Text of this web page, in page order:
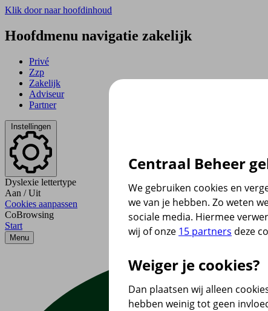
Klik door naar hoofdinhoud
Hoofdmenu navigatie zakelijk
Privé
Zzp
Zakelijk
Adviseur
Partner
Instellingen
Dyslexie lettertype
Aan / Uit
Cookies aanpassen
CoBrowsing
Start
Menu
Centraal Beheer
We gebruiken cookies en
we van je hebben. Zo weten
sociale media. Hiermee
wij of onze 15 partners deze
Weiger je cookies?
Dan plaatsen wij alleen
hebben weinig tot geen